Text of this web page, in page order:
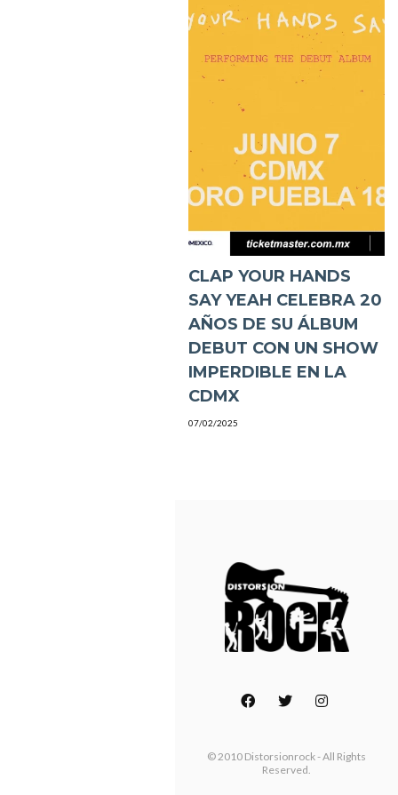
CLAP YOUR HANDS
SAY YEAH CELEBRA 20
AÑOS DE SU ÁLBUM
DEBUT CON UN SHOW
IMPERDIBLE EN LA
CDMX
07/02/2025
© 2010 Distorsionrock - All Rights
Reserved.